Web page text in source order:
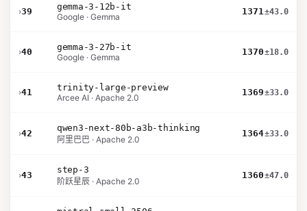
›39
gemma-3-12b-it
Google · Gemma
1371±43.0
›40
gemma-3-27b-it
Google · Gemma
1370±18.0
›41
trinity-large-preview
Arcee AI · Apache 2.0
1369±33.0
›42
qwen3-next-80b-a3b-thinking
阿里巴巴 · Apache 2.0
1364±33.0
›43
step-3
阶跃星辰 · Apache 2.0
1360±47.0